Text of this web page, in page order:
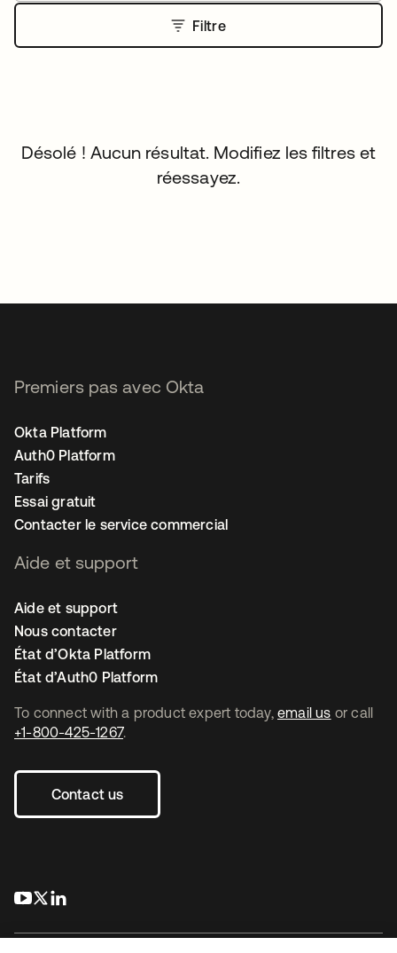
Filtre
Désolé ! Aucun résultat. Modifiez les filtres et
réessayez.
To connect with a product expert today, email us or call
+1-800-425-1267.
Contact us
s’ouvre dans un nouvel onglet
s’ouvre dans un nouvel onglet
Premiers pas avec Okta
Okta Platform
Auth0 Platform
Tarifs
Essai gratuit
Contacter le service commercial
Aide et support
Aide et support
Nous contacter
État d’Okta Platform
État d’Auth0 Platform